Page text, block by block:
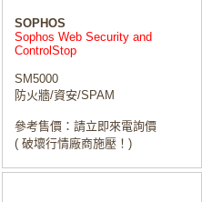
SOPHOS
Sophos Web Security and
ControlStop
SM5000
防火牆/資安/SPAM
參考售價：請立即來電詢價
( 破壞行情廠商施壓！)